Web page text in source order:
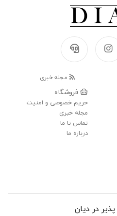
مجله خبری
فروشگاه
حریم خصوصی و امنیت
مجله خبری
تماس با ما
درباره ما
در دیان